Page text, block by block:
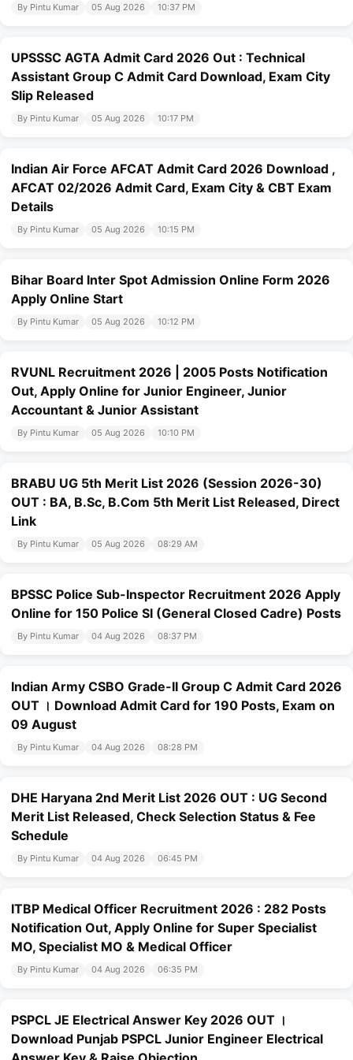
By Pintu Kumar 05 Aug 2026 10:37 PM
UPSSSC AGTA Admit Card 2026 Out : Technical
Assistant Group C Admit Card Download, Exam City
Slip Released
By Pintu Kumar 05 Aug 2026 10:17 PM
Indian Air Force AFCAT Admit Card 2026 Download ,
AFCAT 02/2026 Admit Card, Exam City & CBT Exam
Details
By Pintu Kumar 05 Aug 2026 10:15 PM
Bihar Board Inter Spot Admission Online Form 2026
Apply Online Start
By Pintu Kumar 05 Aug 2026 10:12 PM
RVUNL Recruitment 2026 | 2005 Posts Notification
Out, Apply Online for Junior Engineer, Junior
Accountant & Junior Assistant
By Pintu Kumar 05 Aug 2026 10:10 PM
BRABU UG 5th Merit List 2026 (Session 2026-30)
OUT : BA, B.Sc, B.Com 5th Merit List Released, Direct
Link
By Pintu Kumar 05 Aug 2026 08:29 AM
BPSSC Police Sub-Inspector Recruitment 2026 Apply
Online for 150 Police SI (General Closed Cadre) Posts
By Pintu Kumar 04 Aug 2026 08:37 PM
Indian Army CSBO Grade-II Group C Admit Card 2026
OUT । Download Admit Card for 190 Posts, Exam on
09 August
By Pintu Kumar 04 Aug 2026 08:28 PM
DHE Haryana 2nd Merit List 2026 OUT : UG Second
Merit List Released, Check Selection Status & Fee
Schedule
By Pintu Kumar 04 Aug 2026 06:45 PM
ITBP Medical Officer Recruitment 2026 : 282 Posts
Notification Out, Apply Online for Super Specialist
MO, Specialist MO & Medical Officer
By Pintu Kumar 04 Aug 2026 06:35 PM
PSPCL JE Electrical Answer Key 2026 OUT ।
Download Punjab PSPCL Junior Engineer Electrical